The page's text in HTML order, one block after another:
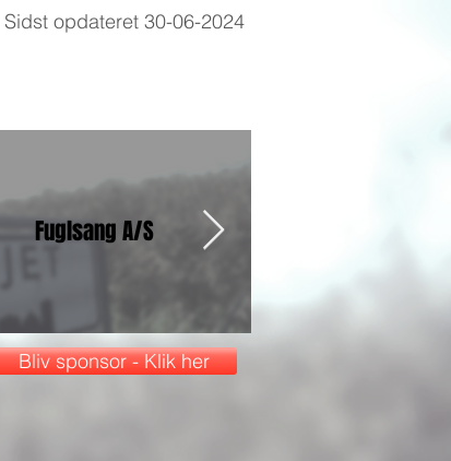
Sidst opdateret 30-06-2024
Fuglsang A/S
Bliv sponsor - Klik her